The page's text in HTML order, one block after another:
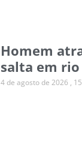
Homem
salta em rio
4 de agosto de 2026